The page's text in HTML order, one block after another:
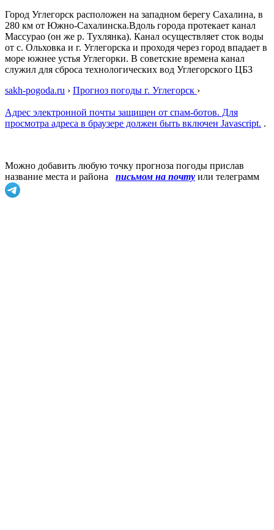
Город Углегорск расположен на западном берегу Сахалина, в
280 км от Южно-Сахалинска.Вдоль города протекает канал
Массурао (он же р. Тухлянка). Канал осуществляет сток воды
от с. Ольховка и г. Углегорска и проходя через город впадает в
море южнее устья Углегорки. В советские времена канал
служил для сброса технологических вод Углегорского ЦБЗ
sakh-pogoda.ru › Прогноз погоды г. Углегорск ›
Адрес электронной почты защищен от спам-ботов. Для
просмотра адреса в браузере должен быть включен Javascript. .
Можно добавить любую точку прогноза погоды прислав
название места и района
письмом на почту или телеграмм